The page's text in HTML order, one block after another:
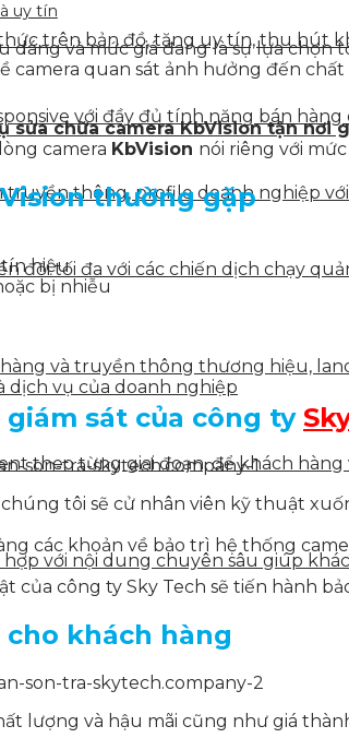
trên bản đồ, tăng uy tín, thu hút
với đầy đủ tính năng bán
thông, profile doanh nghiệp
đổi tối đa với các chiến dịch chạy
và truyền thông thương hiệu,
dịch vụ của doanh nghiệp
theo từng giai đoạn, để khách
hợp với nội dung chuyên sâu giúp
uy tín
dáng và mức giá đang là sự lựa
quan sát ảnh hưởng đến
sửa chữa camera KbVision tận nơi
camera KbVision nói riêng với
thường gặp
tín hiệu
bị nhiễu
sát của công ty
tôi sẽ cử nhân viên kỹ thuật
các khoản về bảo trì hệ thống
công ty Sky Tech sẽ tiến hành
khách hàng
lượng và hậu mãi cũng như giá